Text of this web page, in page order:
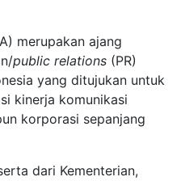
merupakan ajang
public relations (PR)
yang ditujukan untuk
kinerja komunikasi
korporasi sepanjang
dari Kementerian,